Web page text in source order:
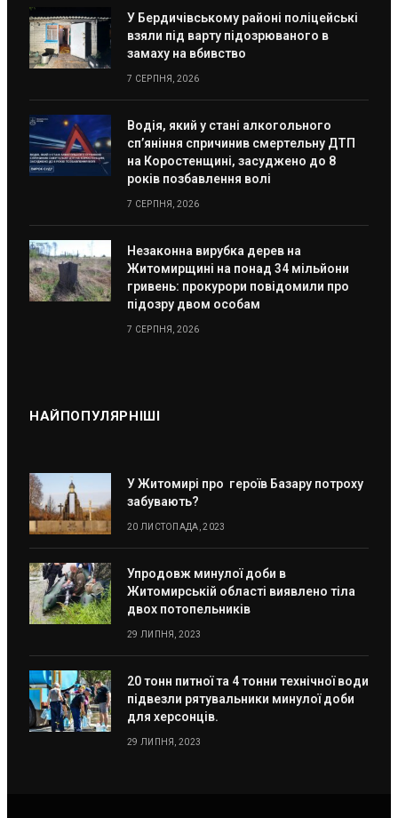
У Бердичівському районі поліцейські
взяли під варту підозрюваного в
замаху на вбивство
7 СЕРПНЯ, 2026
Водія, який у стані алкогольного
сп’яніння спричинив смертельну ДТП
на Коростенщині, засуджено до 8
років позбавлення волі
7 СЕРПНЯ, 2026
Незаконна вирубка дерев на
Житомирщині на понад 34 мільйони
гривень: прокурори повідомили про
підозру двом особам
7 СЕРПНЯ, 2026
НАЙПОПУЛЯРНІШІ
У Житомирі про героїв Базару потроху
забувають?
20 ЛИСТОПАДА, 2023
Упродовж минулої доби в
Житомирській області виявлено тіла
двох потопельників
29 ЛИПНЯ, 2023
20 тонн питної та 4 тонни технічної води
підвезли рятувальники минулої доби
для херсонців.
29 ЛИПНЯ, 2023